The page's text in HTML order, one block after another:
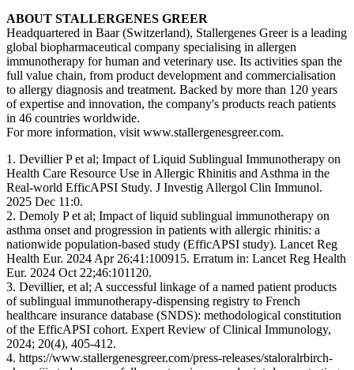
ABOUT STALLERGENES GREER
Headquartered in Baar (Switzerland), Stallergenes Greer is a leading
global biopharmaceutical company specialising in allergen
immunotherapy for human and veterinary use. Its activities span the
full value chain, from product development and commercialisation
to allergy diagnosis and treatment. Backed by more than 120 years
of expertise and innovation, the company's products reach patients
in 46 countries worldwide.
For more information, visit www.stallergenesgreer.com.
1. Devillier P et al; Impact of Liquid Sublingual Immunotherapy on
Health Care Resource Use in Allergic Rhinitis and Asthma in the
Real-world EfficAPSI Study. J Investig Allergol Clin Immunol.
2025 Dec 11:0.
2. Demoly P et al; Impact of liquid sublingual immunotherapy on
asthma onset and progression in patients with allergic rhinitis: a
nationwide population-based study (EfficAPSI study). Lancet Reg
Health Eur. 2024 Apr 26;41:100915. Erratum in: Lancet Reg Health
Eur. 2024 Oct 22;46:101120.
3. Devillier, et al; A successful linkage of a named patient products
of sublingual immunotherapy-dispensing registry to French
healthcare insurance database (SNDS): methodological constitution
of the EfficAPSI cohort. Expert Review of Clinical Immunology,
2024; 20(4), 405-412.
4. https://www.stallergenesgreer.com/press-releases/staloralrbirch-